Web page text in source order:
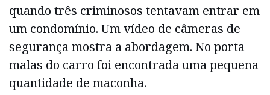
quando três criminosos tentavam entrar em
um condomínio. Um vídeo de câmeras de
segurança mostra a abordagem. No porta
malas do carro foi encontrada uma pequena
quantidade de maconha.